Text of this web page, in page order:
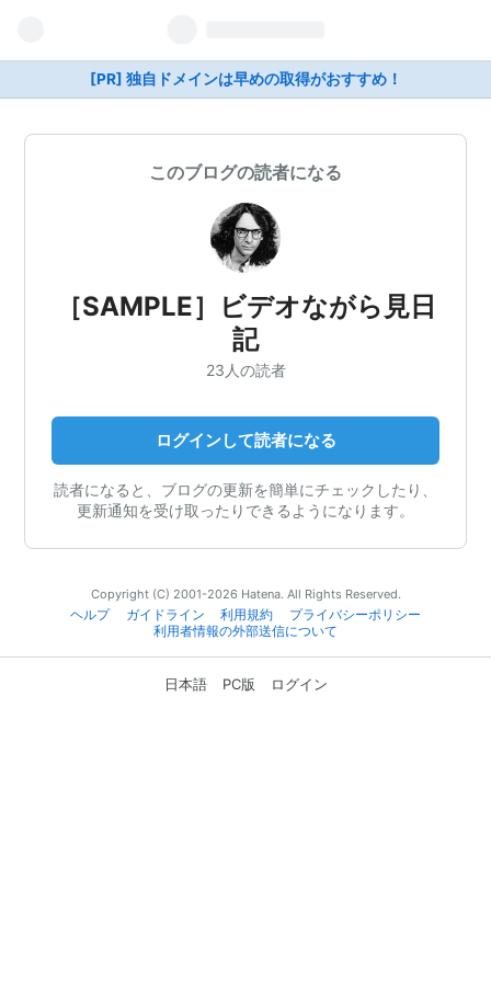
[PR] 独自ドメインは早めの取得がおすすめ！
このブログの読者になる
［SAMPLE］ビデオながら見日
記
23人の読者
ログインして読者になる
読者になると、ブログの更新を簡単にチェックしたり、
更新通知を受け取ったりできるようになります。
Copyright (C) 2001-2026 Hatena. All Rights Reserved.
ヘルプ
ガイドライン 利用規約
プライバシーポリシー
利用者情報の外部送信について
日本語 PC版 ログイン